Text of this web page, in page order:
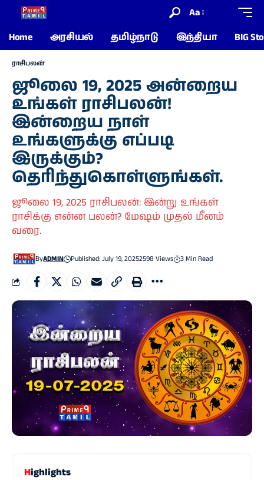
Aa
Home
அரசியல் தமிழ்நாடு இந்தியா BIG
ராசிபலன்
ஜூலை 19, 2025 அன்றைய
உங்கள் ராசிபலன்!
இன்றைய நாள்
உங்களுக்கு எப்படி
இருக்கும்?
தெரிந்துகொள்ளுங்கள்.
ஜூலை 19, 2025 ராசிபலன்: இன்று உங்கள்
ராசிக்கு என்ன பலன்? மேஷம் முதல் மீனம்
வரை.
ByADMIN Published: July 19, 20252598 Views 3 Min Read
Highlights